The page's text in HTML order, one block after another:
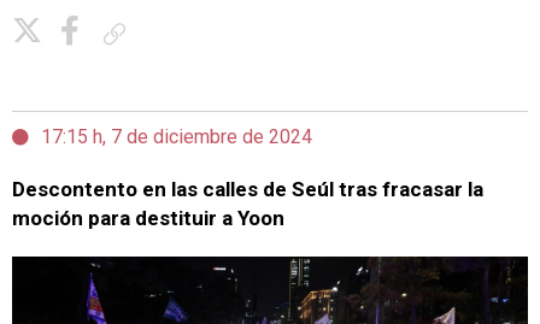
17:15 h, 7 de diciembre de 2024
Descontento en las calles de Seúl tras fracasar la
moción para destituir a Yoon